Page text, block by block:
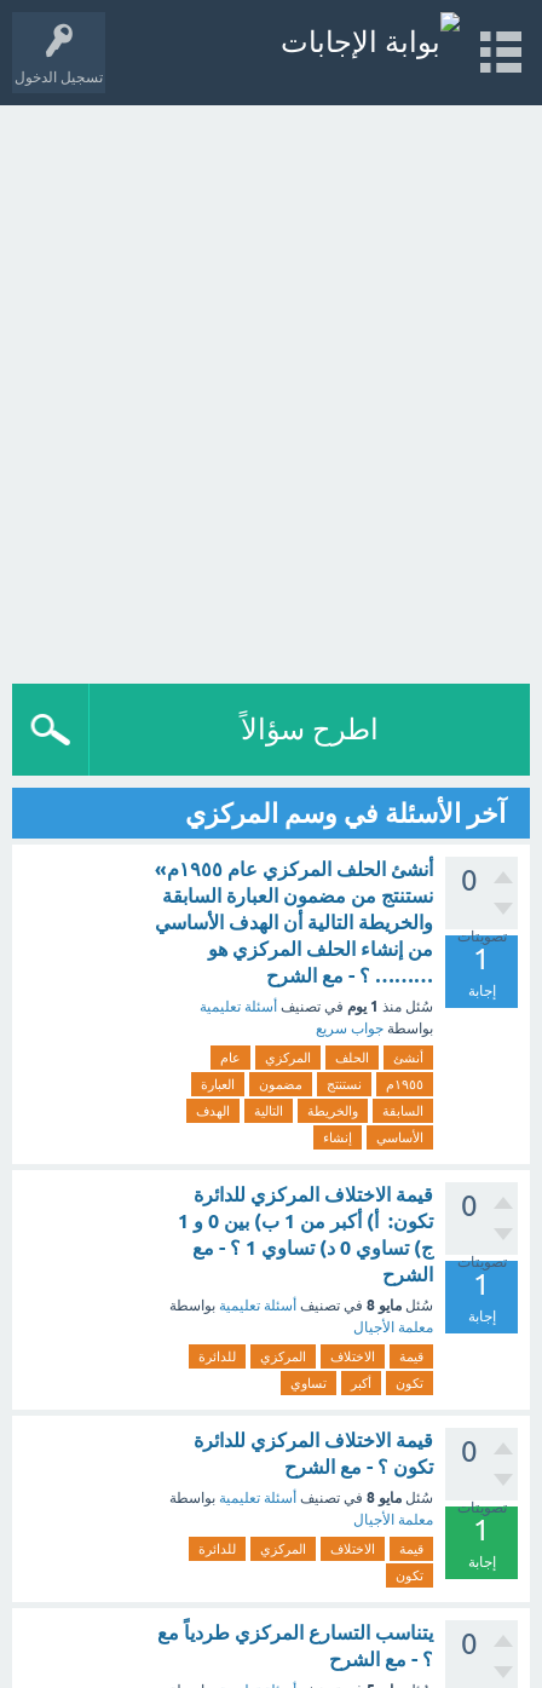
تسجيل الدخول
اطرح سؤالاً
آخر الأسئلة في وسم المركزي
0
تصويتات
1
إجابة
أنشئ الحلف المركزي عام ١٩٥٥م»
نستنتج من مضمون العبارة السابقة
والخريطة التالية أن الهدف الأساسي
من إنشاء الحلف المركزي هو
……… ؟ - مع الشرح
سُئل منذ 1 يوم في تصنيف أسئلة تعليمية
بواسطة جواب سريع
أنشئ الحلف المركزي
عام
١٩٥٥م
نستنتج مضمون
العبارة
السابقة
والخريطة التالية
الهدف
الأساسي
إنشاء
0
تصويتات
1
إجابة
قيمة الاختلاف المركزي للدائرة
تكون: أ) أكبر من 1 ب) بين 0 و 1
ج) تساوي 0 د) تساوي 1 ؟ - مع
الشرح
سُئل مايو 8 في تصنيف أسئلة تعليمية بواسطة
معلمة الأجيال
قيمة الاختلاف المركزي
للدائرة
تكون
أكبر تساوي
0
تصويتات
1
إجابة
قيمة الاختلاف المركزي للدائرة
تكون ؟ - مع الشرح
سُئل مايو 8 في تصنيف أسئلة تعليمية بواسطة
معلمة الأجيال
قيمة الاختلاف المركزي
للدائرة
تكون
0
يتناسب التسارع المركزي طردياً مع
؟ - مع الشرح